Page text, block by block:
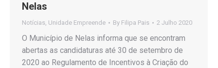
Nelas
Notícias, Unidade Empreende By Filipa Pais 2 Julho 2020
O Município de Nelas informa que se encontram
abertas as candidaturas até 30 de setembro de
2020 ao Regulamento de Incentivos à Criação do